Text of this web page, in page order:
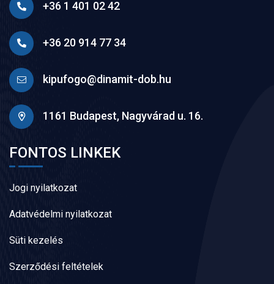
+36 1 401 02 42
+36 20 914 77 34
kipufogo@dinamit-dob.hu
1161 Budapest, Nagyvárad u. 16.
FONTOS LINKEK
Jogi nyilatkozat
Adatvédelmi nyilatkozat
Süti kezelés
Szerződési feltételek